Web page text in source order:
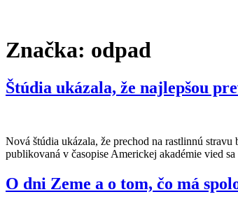
Značka: odpad
Štúdia ukázala, že najlepšou
Nová štúdia ukázala, že prechod na rastlinnú
publikovaná v časopise Americkej akadémie vied
O dni Zeme a o tom, čo má